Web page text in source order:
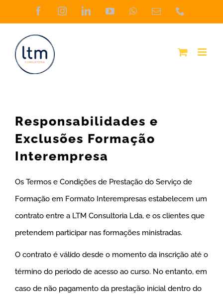
to
content
FacebookInstagramLinkedInYouTubeWhatsAppEmail
publicado)
Responsabilidades e
Exclusões Formação
Interempresa
Os Termos e Condições de Prestação do Serviço de
Formação em Formato Interempresas estabelecem um
contrato entre a LTM Consultoria Lda, e os clientes que
pretendem participar nas formações ministradas.
O contrato é válido desde o momento da inscrição até o
término do período de acesso ao curso. No entanto, em
caso de não pagamento da prestação inicial dentro do